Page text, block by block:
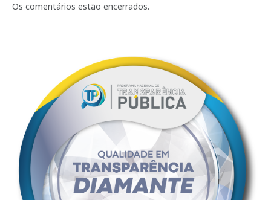
Os comentários estão encerrados.